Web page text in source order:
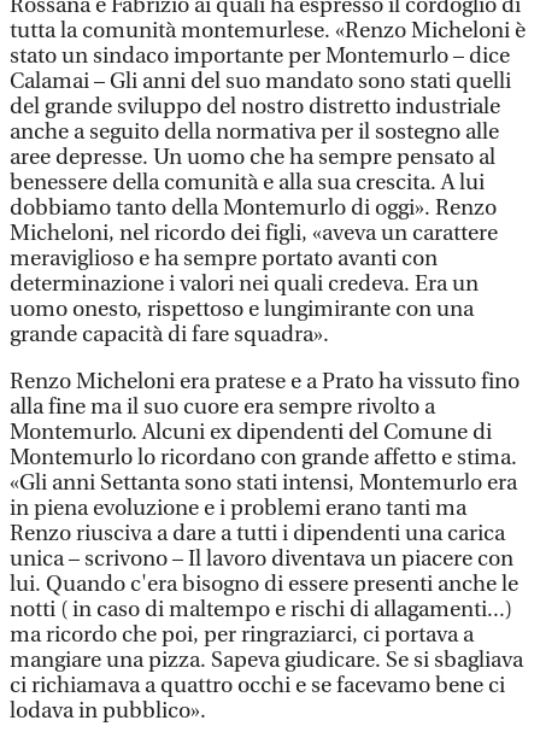
Rossana e Fabrizio ai quali ha espresso il cordoglio di
tutta la comunità montemurlese. «Renzo Micheloni è
stato un sindaco importante per Montemurlo – dice
Calamai – Gli anni del suo mandato sono stati quelli
del grande sviluppo del nostro distretto industriale
anche a seguito della normativa per il sostegno alle
aree depresse. Un uomo che ha sempre pensato al
benessere della comunità e alla sua crescita. A lui
dobbiamo tanto della Montemurlo di oggi». Renzo
Micheloni, nel ricordo dei figli, «aveva un carattere
meraviglioso e ha sempre portato avanti con
determinazione i valori nei quali credeva. Era un
uomo onesto, rispettoso e lungimirante con una
grande capacità di fare squadra».
Renzo Micheloni era pratese e a Prato ha vissuto fino
alla fine ma il suo cuore era sempre rivolto a
Montemurlo. Alcuni ex dipendenti del Comune di
Montemurlo lo ricordano con grande affetto e stima.
«Gli anni Settanta sono stati intensi, Montemurlo era
in piena evoluzione e i problemi erano tanti ma
Renzo riusciva a dare a tutti i dipendenti una carica
unica – scrivono – Il lavoro diventava un piacere con
lui. Quando c'era bisogno di essere presenti anche le
notti ( in caso di maltempo e rischi di allagamenti...)
ma ricordo che poi, per ringraziarci, ci portava a
mangiare una pizza. Sapeva giudicare. Se si sbagliava
ci richiamava a quattro occhi e se facevamo bene ci
lodava in pubblico».